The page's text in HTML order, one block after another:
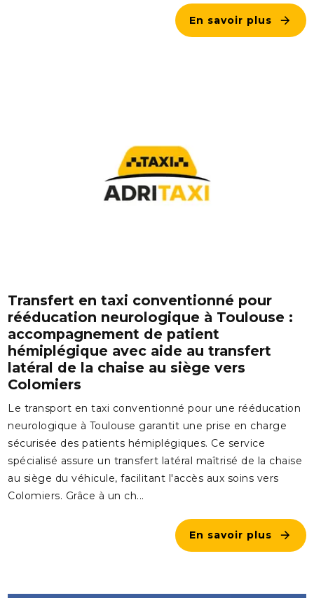
En savoir plus
Transfert en taxi conventionné pour
rééducation neurologique à Toulouse :
accompagnement de patient
hémiplégique avec aide au transfert
latéral de la chaise au siège vers
Colomiers
Le transport en taxi conventionné pour une rééducation
neurologique à Toulouse garantit une prise en charge
sécurisée des patients hémiplégiques. Ce service
spécialisé assure un transfert latéral maîtrisé de la chaise
au siège du véhicule, facilitant l'accès aux soins vers
Colomiers. Grâce à un ch...
En savoir plus